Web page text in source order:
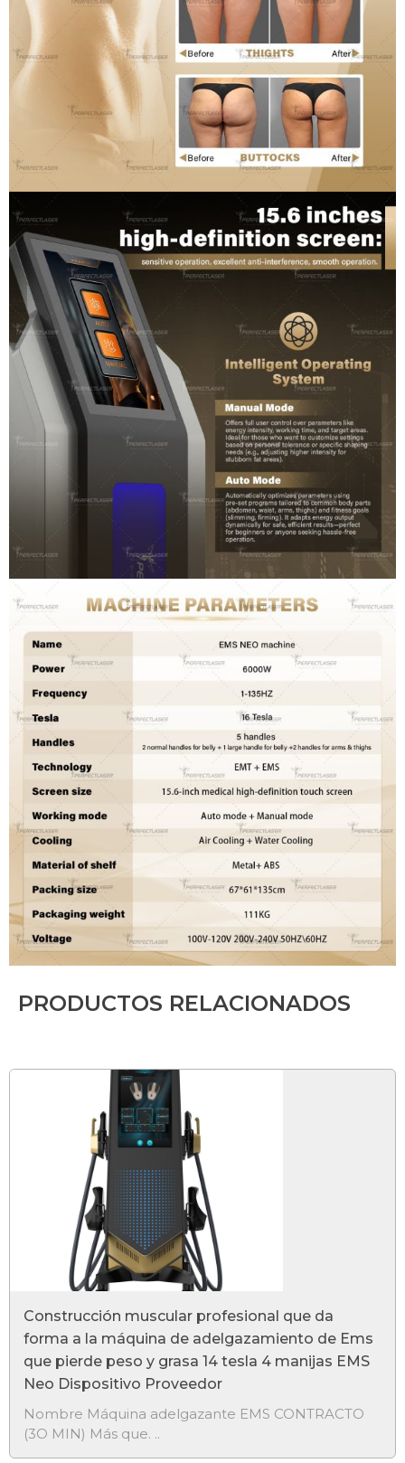
PRODUCTOS RELACIONADOS
Construcción muscular profesional que da
forma a la máquina de adelgazamiento de Ems
que pierde peso y grasa 14 tesla 4 manijas EMS
Neo Dispositivo Proveedor
Nombre Máquina adelgazante EMS CONTRACTO
(3O MIN) Más que. ..